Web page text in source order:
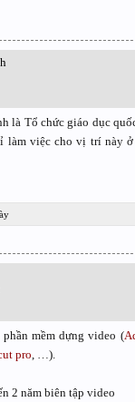
là Tổ chức giáo dục
làm việc cho vị trí này ở
mềm dựng video (
pro, …).
2 năm biên tập video